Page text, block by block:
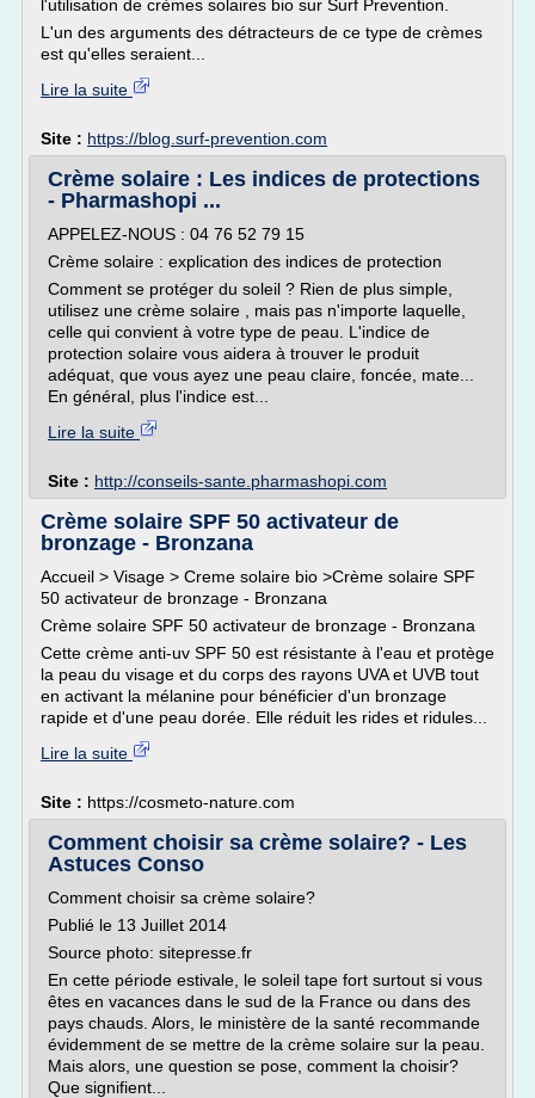
l'utilisation de crèmes solaires bio sur Surf Prevention.
L'un des arguments des détracteurs de ce type de crèmes
est qu'elles seraient...
Lire la suite
Site : https://blog.surf-prevention.com
Crème solaire : Les indices de protections
- Pharmashopi ...
APPELEZ-NOUS : 04 76 52 79 15
Crème solaire : explication des indices de protection
Comment se protéger du soleil ? Rien de plus simple,
utilisez une crème solaire , mais pas n'importe laquelle,
celle qui convient à votre type de peau. L'indice de
protection solaire vous aidera à trouver le produit
adéquat, que vous ayez une peau claire, foncée, mate...
En général, plus l'indice est...
Lire la suite
Site : http://conseils-sante.pharmashopi.com
Crème solaire SPF 50 activateur de
bronzage - Bronzana
Accueil > Visage > Creme solaire bio >Crème solaire SPF
50 activateur de bronzage - Bronzana
Crème solaire SPF 50 activateur de bronzage - Bronzana
Cette crème anti-uv SPF 50 est résistante à l'eau et protège
la peau du visage et du corps des rayons UVA et UVB tout
en activant la mélanine pour bénéficier d'un bronzage
rapide et d'une peau dorée. Elle réduit les rides et ridules...
Lire la suite
Site : https://cosmeto-nature.com
Comment choisir sa crème solaire? - Les
Astuces Conso
Comment choisir sa crème solaire?
Publié le 13 Juillet 2014
Source photo: sitepresse.fr
En cette période estivale, le soleil tape fort surtout si vous
êtes en vacances dans le sud de la France ou dans des
pays chauds. Alors, le ministère de la santé recommande
évidemment de se mettre de la crème solaire sur la peau.
Mais alors, une question se pose, comment la choisir?
Que signifient...